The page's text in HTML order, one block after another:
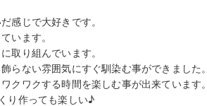
感じで大好きです。
います。
取り組んでいます。
らない雰囲気にすぐ馴染む事ができました。
クワクする時間を楽しむ事が出来ています。
り作っても楽しい♪